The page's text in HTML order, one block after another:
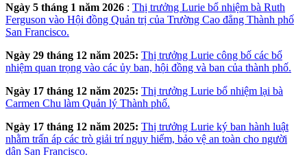
Ngày 5 tháng 1 năm 2026 : Thị trưởng Lurie bổ nhiệm bà Ruth
Ferguson vào Hội đồng Quản trị của Trường Cao đẳng Thành phố
San Francisco.
Ngày 29 tháng 12 năm 2025: Thị trưởng Lurie công bố các bổ
nhiệm quan trọng vào các ủy ban, hội đồng và ban của thành phố.
Ngày 17 tháng 12 năm 2025: Thị trưởng Lurie bổ nhiệm lại bà
Carmen Chu làm Quản lý Thành phố.
Ngày 17 tháng 12 năm 2025: Thị trưởng Lurie ký ban hành luật
nhằm trấn áp các trò giải trí nguy hiểm, bảo vệ an toàn cho người
dân San Francisco.